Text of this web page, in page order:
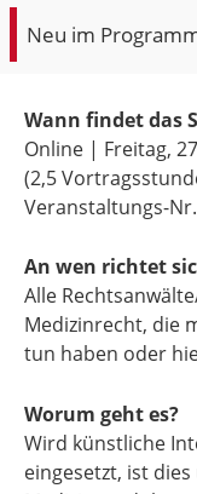
Neu im
Wann findet das
Online | Freitag,
(2,5
Veranstaltungs-
An wen richtet
Alle
Medizinrecht, die
tun haben oder
Worum geht es?
Wird künstliche
eingesetzt, ist